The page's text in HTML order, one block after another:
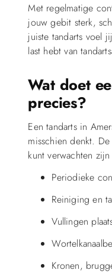
Met regelmatige
jouw gebit sterk,
juiste tandarts voel
last hebt van
Wat doet
precies?
Een tandarts in
misschien denkt.
kunt verwachten
Periodieke
Reiniging en
Vullingen
Kronen,